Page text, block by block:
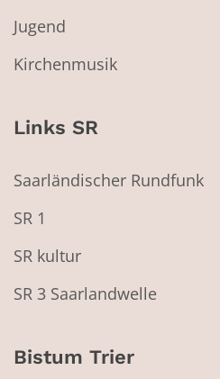
Jugend
Kirchenmusik
Links SR
Saarländischer Rundfunk
SR 1
SR kultur
SR 3 Saarlandwelle
Bistum Trier